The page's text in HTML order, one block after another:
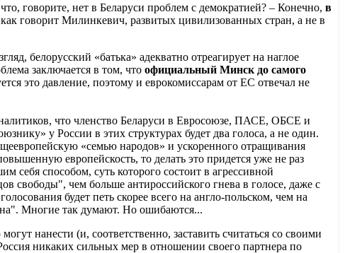
говорите, нет в Беларуси проблем с демократией? – Конечно, в
говорит Милинкевич, развитых цивилизованных стран, а не в
белорусский «батька» адекватно отреагирует на наглое
заключается в том, что официальный Минск до самого
это давление, поэтому и еврокомиссарам от ЕС отвечал не
что членство Беларуси в Евросоюзе, ПАСЕ, ОБСЕ и
у России в этих структурах будет два голоса, а не один.
«семью народов» и ускоренного отращивания
европейскость, то делать это придется уже не раз
себя способом, суть которого состоит в агрессивной
свободы", чем больше антироссийского гнева в голосе, даже с
будет петь скорее всего на англо-польском, чем на
Многие так думают. Но ошибаются...
нанести (и, соответственно, заставить считаться со своими
никаких сильных мер в отношении своего партнера по